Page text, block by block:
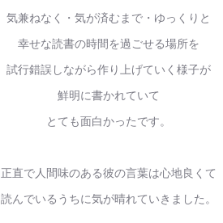
気兼ねなく・気が済むまで・ゆっくりと
幸せな読書の時間を過ごせる場所を
試行錯誤しながら作り上げていく様子が
鮮明に書かれていて
とても面白かったです。
正直で人間味のある彼の言葉は心地良くて
読んでいるうちに気が晴れていきました。